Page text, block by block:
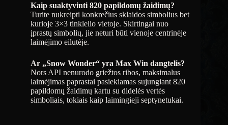
Kaip suaktyvinti 820 papildomų žaidimų?
Turite nukreipti konkrečius sklaidos simbolius bet
kurioje 3×3 tinklelio vietoje. Skirtingai nuo
įprastų simbolių, jie neturi būti vienoje centrinėje
laimėjimo eilutėje.
Ar „Snow Wonder“ yra Max Win dangtelis?
Nors API nenurodo griežtos ribos, maksimalus
laimėjimas paprastai pasiekiamas sujungiant 820
papildomų žaidimų kartu su didelės vertės
simboliais, tokiais kaip laimingieji septynetukai.